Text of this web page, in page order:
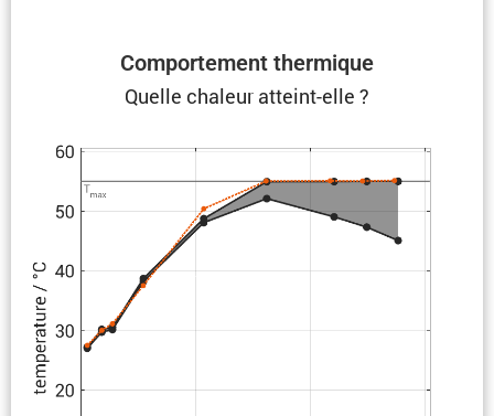
Compor­te­ment thermique
Quelle chaleur atteint-elle ?